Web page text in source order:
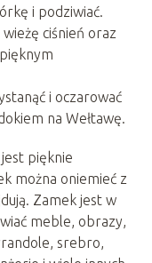
i podziwiać.
ciśnień oraz
i oczarować
na Wełtawę.
pięknie
można oniemieć z
Zamek jest w
meble, obrazy,
srebro,